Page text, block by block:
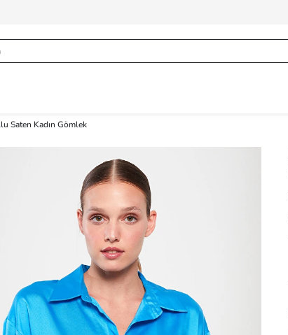
Saten Kadın Gömlek